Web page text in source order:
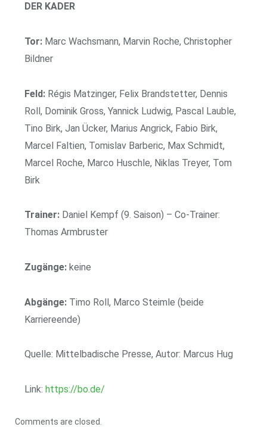
DER KADER
Tor: Marc Wachsmann, Marvin Roche, Christopher
Bildner
Feld: Régis Matzinger, Felix Brandstetter, Dennis
Roll, Dominik Gross, Yannick Ludwig, Pascal Lauble,
Tino Birk, Jan Ücker, Marius Angrick, Fabio Birk,
Marcel Faltien, Tomislav Barberic, Max Schmidt,
Marcel Roche, Marco Huschle, Niklas Treyer, Tom
Birk
Trainer: Daniel Kempf (9. Saison) – Co-Trainer:
Thomas Armbruster
Zugänge: keine
Abgänge: Timo Roll, Marco Steimle (beide
Karriereende)
Quelle: Mittelbadische Presse, Autor: Marcus Hug
Link: https://bo.de/
Comments are closed.